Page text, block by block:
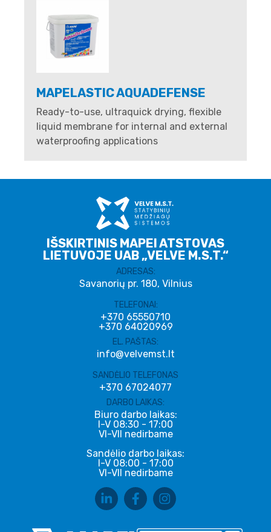
MAPELASTIC AQUADEFENSE
Ready-to-use, ultraquick drying, flexible
liquid membrane for internal and external
waterproofing applications
IŠSKIRTINIS MAPEI ATSTOVAS
LIETUVOJE UAB „VELVE M.S.T.“
ADRESAS:
Savanorių pr. 180, Vilnius
TELEFONAI:
+370 65550710
+370 64020969
EL. PAŠTAS:
info@velvemst.lt
SANDĖLIO TELEFONAS
+370 67024077
DARBO LAIKAS:
Biuro darbo laikas:
I-V 08:30 - 17:00
VI-VII nedirbame
Sandėlio darbo laikas:
I-V 08:00 - 17:00
VI-VII nedirbame